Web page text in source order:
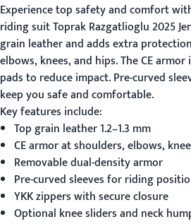
Experience top safety and comfort
riding suitToprak Razgatlioglu 2025
grain leather and adds extra
elbows, knees, and hips. The CE
pads to reduce impact. Pre-curved
keep you safe and comfortable.
Key features include:
Top grain leather 1.2–1.3 mm
CE armor at shoulders, elbows,
Removable dual-density armor
Pre-curved sleeves for riding
YKK zippers with secure closure
Optional knee sliders and neck